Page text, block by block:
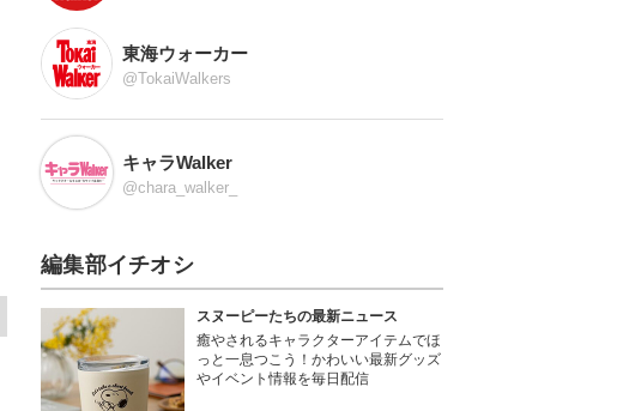
東海ウォーカー
@TokaiWalkers
キャラWalker
@chara_walker_
編集部イチオシ
スヌーピーたちの最新ニュース
癒やされるキャラクターアイテムでほ
っと一息つこう！かわいい最新グッズ
やイベント情報を毎日配信